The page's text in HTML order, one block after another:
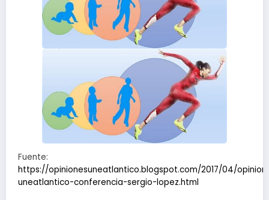
Fuente:
https://opinionesuneatlantico.blogspot.com/2017/04/
uneatlantico-conferencia-sergio-lopez.html